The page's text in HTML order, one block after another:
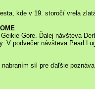
kde v 19. storočí vrela
Gore. Ďalej návšteva
V podvečer návšteva Pearl
síl pre ďaľšie